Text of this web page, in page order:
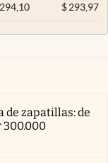
294,10 $293,97
de zapatillas: de
300.000